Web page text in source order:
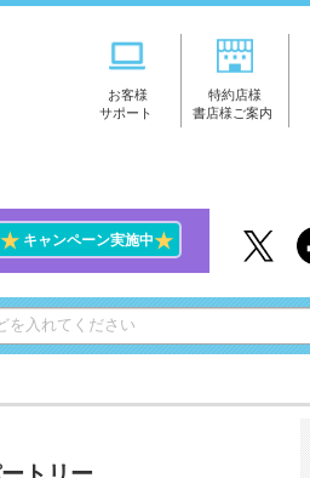
お客様
サポート
特約店様
書店様ご案内
★キャンペーン実施中★